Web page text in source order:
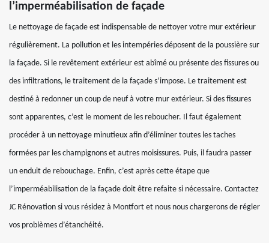
l’imperméabilisation de façade
Le nettoyage de façade est indispensable de nettoyer votre mur extérieur
régulièrement. La pollution et les intempéries déposent de la poussière sur
la façade. Si le revêtement extérieur est abîmé ou présente des fissures ou
des infiltrations, le traitement de la façade s’impose. Le traitement est
destiné à redonner un coup de neuf à votre mur extérieur. Si des fissures
sont apparentes, c’est le moment de les reboucher. Il faut également
procéder à un nettoyage minutieux afin d’éliminer toutes les taches
formées par les champignons et autres moisissures. Puis, il faudra passer
un enduit de rebouchage. Enfin, c’est après cette étape que
l’imperméabilisation de la façade doit être refaite si nécessaire. Contactez
JC Rénovation si vous résidez à Montfort et nous nous chargerons de régler
vos problèmes d’étanchéité.